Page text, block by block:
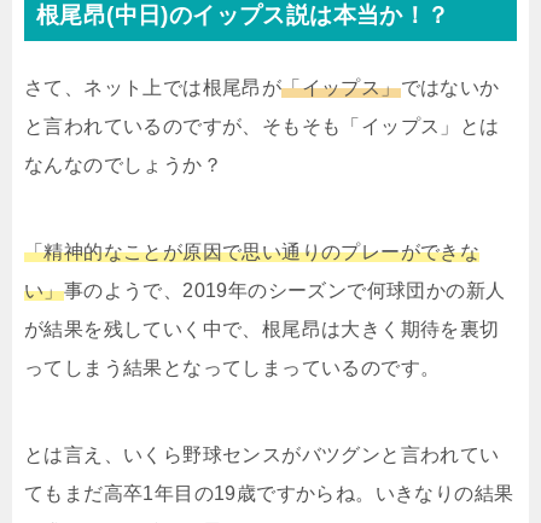
根尾昂(中日)のイップス説は本当か！？
さて、ネット上では根尾昂が「イップス」ではないか
と言われているのですが、そもそも「イップス」とは
なんなのでしょうか？
「精神的なことが原因で思い通りのプレーができな
い」事のようで、2019年のシーズンで何球団かの新人
が結果を残していく中で、根尾昂は大きく期待を裏切
ってしまう結果となってしまっているのです。
とは言え、いくら野球センスがバツグンと言われてい
てもまだ高卒1年目の19歳ですからね。いきなりの結果